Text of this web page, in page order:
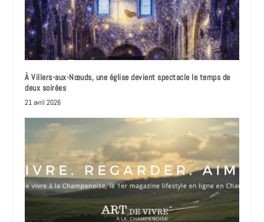
À Villers-aux-Nœuds, une église devient spectacle le temps de
deux soirées
21 avril 2026